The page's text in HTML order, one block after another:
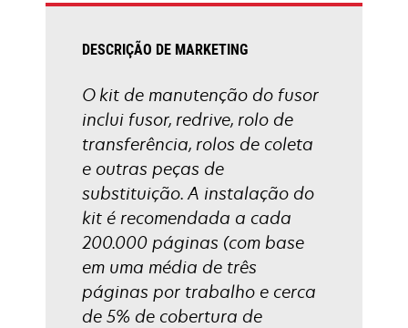
DESCRIÇÃO DE MARKETING
O kit de manutenção do fusor
inclui fusor, redrive, rolo de
transferência, rolos de coleta
e outras peças de
substituição. A instalação do
kit é recomendada a cada
200.000 páginas (com base
em uma média de três
páginas por trabalho e cerca
de 5% de cobertura de